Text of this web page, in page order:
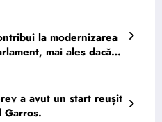
la modernizarea
mai ales dacă
a avut un start reușit
Garros.